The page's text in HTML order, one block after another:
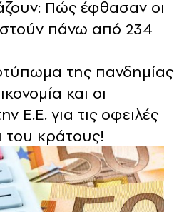
Πώς έφθασαν οι
πάνω από 234
της πανδημίας
και οι
Ε.Ε. για τις οφειλές
του κράτους!